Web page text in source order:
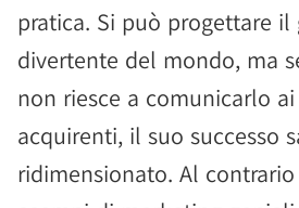
pratica. Si può progettare
divertente del mondo, ma
non riesce a comunicarlo
acquirenti, il suo successo
ridimensionato. Al